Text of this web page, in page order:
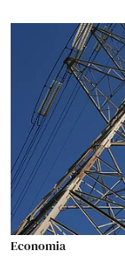
Economia